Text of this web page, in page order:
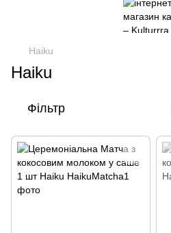
Haiku
Haiku
Фільтр